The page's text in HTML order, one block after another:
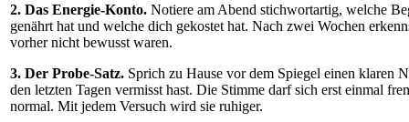
2. Das Energie-Konto. Notiere am Abend stichwortartig, welche
genährt hat und welche dich gekostet hat. Nach zwei Wochen
vorher nicht bewusst waren.
3. Der Probe-Satz. Sprich zu Hause vor dem Spiegel einen klaren
den letzten Tagen vermisst hast. Die Stimme darf sich erst einmal
normal. Mit jedem Versuch wird sie ruhiger.